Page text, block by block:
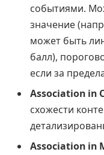
событиями.
значение
может быть
балл),
если за
Association in
схожести
Association in